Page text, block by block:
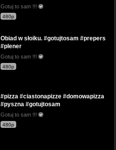
Gotuj to sam !!!
480p
Obiad w słoiku. #gotujtosam #prepers
#plener
Gotuj to sam !!!
480p
#pizza #ciastonapizze #domowapizza
#pyszna #gotujtosam
Gotuj to sam !!!
480p